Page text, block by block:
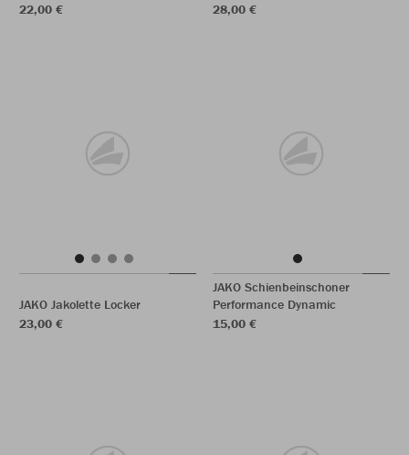
22,00 €
28,00 €
JAKO Jakolette Locker
23,00 €
JAKO Schienbeinschoner
Performance Dynamic
15,00 €